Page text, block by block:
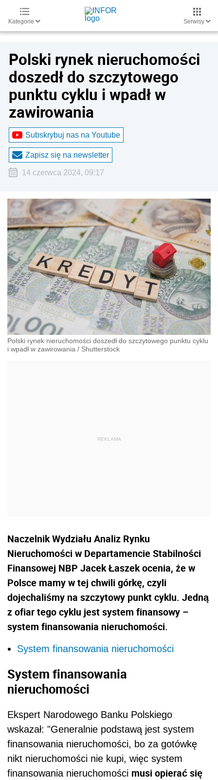
Kategorie Serwisy
Polski rynek nieruchomości
doszedł do szczytowego
punktu cyklu i wpadł w
zawirowania
Subskrybuj nas na Youtube
Zapisz się na newsletter
14 czerwca 2024, 09:17
Polski rynek nieruchomości doszedł do szczytowego punktu cyklu
i wpadł w zawirowania / Shutterstock
Naczelnik Wydziału Analiz Rynku
Nieruchomości w Departamencie Stabilności
Finansowej NBP Jacek Łaszek ocenia, że w
Polsce mamy w tej chwili górkę, czyli
dojechaliśmy na szczytowy punkt cyklu. Jedną
z ofiar tego cyklu jest system finansowy –
system finansowania nieruchomości.
System finansowania nieruchomości
System finansowania
nieruchomości
Ekspert Narodowego Banku Polskiego
wskazał: "Generalnie podstawą jest system
finansowania nieruchomości, bo za gotówkę
nikt nieruchomości nie kupi, więc system
finansowania nieruchomości musi opierać się